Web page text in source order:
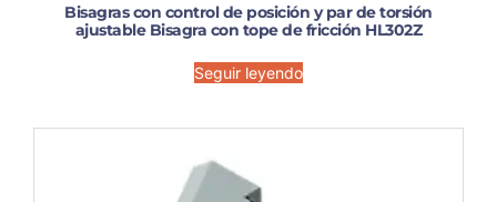
Bisagras con control de posición y par de torsión
ajustable Bisagra con tope de fricción HL302Z
Seguir leyendo